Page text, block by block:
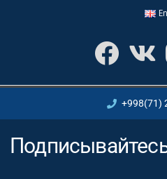
+998(71)